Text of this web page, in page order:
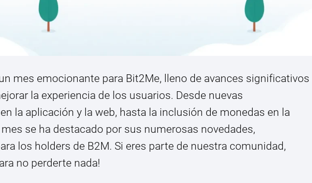
mes emocionante para Bit2Me, lleno de avances significativos
la experiencia de los usuarios. Desde nuevas
la aplicación y la web, hasta la inclusión de monedas en la
se ha destacado por sus numerosas novedades,
los holders de B2M. Si eres parte de nuestra comunidad,
no perderte nada!